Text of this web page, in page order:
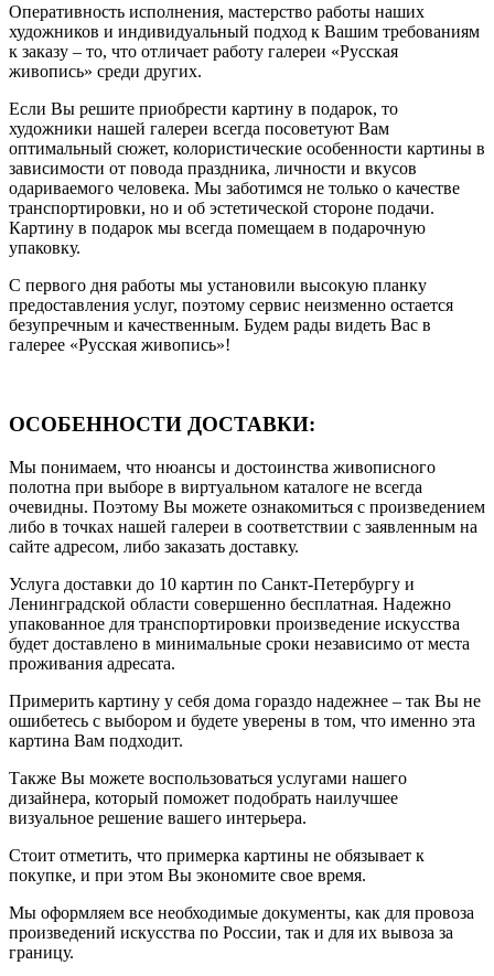
Оперативность исполнения, мастерство работы наших
художников и индивидуальный подход к Вашим требованиям
к заказу – то, что отличает работу галереи «Русская
живопись» среди других.
Если Вы решите приобрести картину в подарок, то
художники нашей галереи всегда посоветуют Вам
оптимальный сюжет, колористические особенности картины в
зависимости от повода праздника, личности и вкусов
одариваемого человека. Мы заботимся не только о качестве
транспортировки, но и об эстетической стороне подачи.
Картину в подарок мы всегда помещаем в подарочную
упаковку.
С первого дня работы мы установили высокую планку
предоставления услуг, поэтому сервис неизменно остается
безупречным и качественным. Будем рады видеть Вас в
галерее «Русская живопись»!
ОСОБЕННОСТИ ДОСТАВКИ:
Мы понимаем, что нюансы и достоинства живописного
полотна при выборе в виртуальном каталоге не всегда
очевидны. Поэтому Вы можете ознакомиться с произведением
либо в точках нашей галереи в соответствии с заявленным на
сайте адресом, либо заказать доставку.
Услуга доставки до 10 картин по Санкт-Петербургу и
Ленинградской области совершенно бесплатная. Надежно
упакованное для транспортировки произведение искусства
будет доставлено в минимальные сроки независимо от места
проживания адресата.
Примерить картину у себя дома гораздо надежнее – так Вы не
ошибетесь с выбором и будете уверены в том, что именно эта
картина Вам подходит.
Также Вы можете воспользоваться услугами нашего
дизайнера, который поможет подобрать наилучшее
визуальное решение вашего интерьера.
Стоит отметить, что примерка картины не обязывает к
покупке, и при этом Вы экономите свое время.
Мы оформляем все необходимые документы, как для провоза
произведений искусства по России, так и для их вывоза за
границу.